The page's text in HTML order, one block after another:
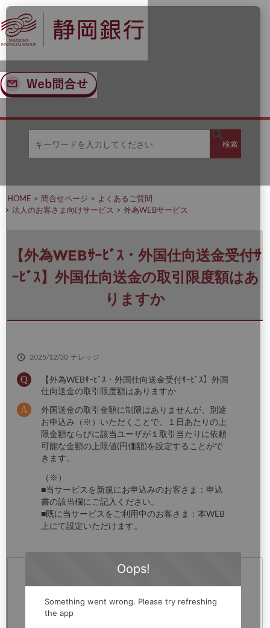
ナ
ビ
ゲ
ー
ン
へ
ス
メ
イ
ン
コ
ン
ツ
へ
ー
ワ
入
力
く
だ
さ
い
検索
検
HOME 問合せページ
よくあるご質問
法人のお客さま向けサービス
外為WEBサービス
【外為WEBｻｰﾋﾞｽ・外国仕向送金受付ｻ
ｰﾋﾞｽ】外国仕向送金の取引限度額はあ
りますか
2025/12/30 ナレッジ
【外為WEBｻｰﾋﾞｽ・外国仕向送金受付ｻｰﾋﾞｽ】外国
仕向送金の取引限度額はありますか
外国送金の取引金額に制限はありませんが、別途
お申込み（※）いただくことで、１日あたりの上
限金額ならびに該当ユーザが１取引当たりに依頼
可能な金額の上限値(円価額)を設定することがで
きます。
（※）
■当サービスを新規にお申込みのお客さま：申込
書の該当欄にご記入ください。
■既に当サービスをご利用中のお客さま：本WEB
上にて設定いただけます。